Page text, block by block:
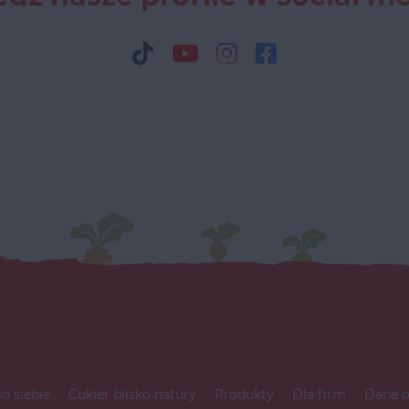
siebie Cukier blisko natury Produkty Dla firm Dane